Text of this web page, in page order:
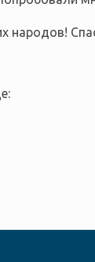
народов!